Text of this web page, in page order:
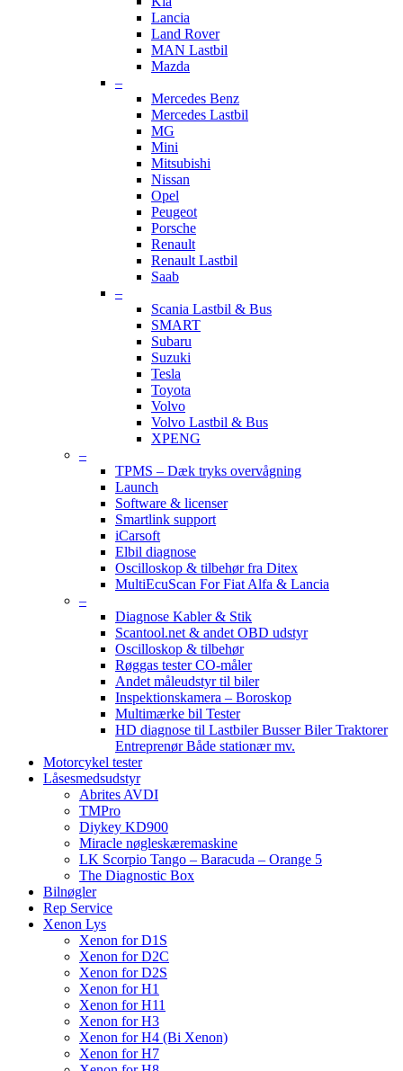
Lancia
Land Rover
MAN Lastbil
Mazda
–
Mercedes Benz
Mercedes Lastbil
MG
Mini
Mitsubishi
Nissan
Opel
Peugeot
Porsche
Renault
Renault Lastbil
Saab
–
Scania Lastbil & Bus
SMART
Subaru
Suzuki
Tesla
Toyota
Volvo
Volvo Lastbil & Bus
XPENG
–
TPMS – Dæk tryks overvågning
Launch
Software & licenser
Smartlink support
iCarsoft
Elbil diagnose
Oscilloskop & tilbehør fra Ditex
MultiEcuScan For Fiat Alfa & Lancia
–
Diagnose Kabler & Stik
Scantool.net & andet OBD udstyr
Oscilloskop & tilbehør
Røggas tester CO-måler
Andet måleudstyr til biler
Inspektionskamera – Boroskop
Multimærke bil Tester
HD diagnose til Lastbiler Busser Biler Traktorer
Entreprenør Både stationær mv.
Motorcykel tester
Låsesmedsudstyr
Abrites AVDI
TMPro
Diykey KD900
Miracle nøgleskæremaskine
LK Scorpio Tango – Baracuda – Orange 5
The Diagnostic Box
Bilnøgler
Rep Service
Xenon Lys
Xenon for D1S
Xenon for D2C
Xenon for D2S
Xenon for H1
Xenon for H11
Xenon for H3
Xenon for H4 (Bi Xenon)
Xenon for H7